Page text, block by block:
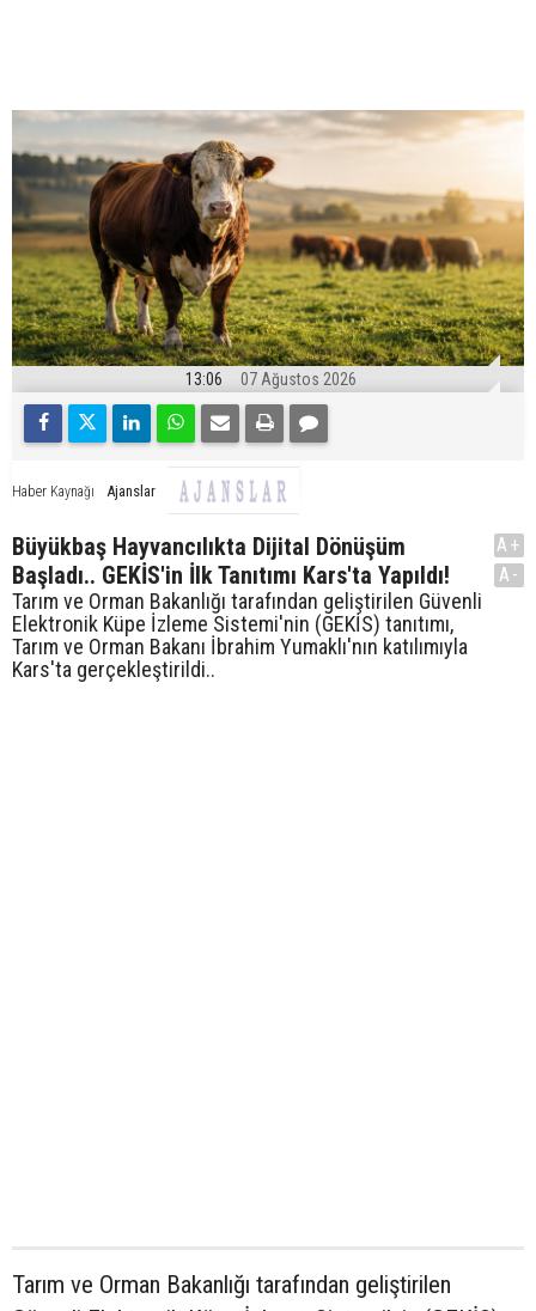
13:06 07 Ağustos 2026
Haber Kaynağı Ajanslar
Büyükbaş Hayvancılıkta Dijital Dönüşüm
Başladı.. GEKİS'in İlk Tanıtımı Kars'ta Yapıldı!
Tarım ve Orman Bakanlığı tarafından geliştirilen Güvenli
Elektronik Küpe İzleme Sistemi'nin (GEKİS) tanıtımı,
Tarım ve Orman Bakanı İbrahim Yumaklı'nın katılımıyla
Kars'ta gerçekleştirildi..
A+
A-
Tarım ve Orman Bakanlığı tarafından geliştirilen